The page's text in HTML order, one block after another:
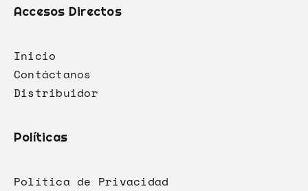
Accesos Directos
Inicio
Contáctanos
Distribuidor
Políticas
Política de Privacidad